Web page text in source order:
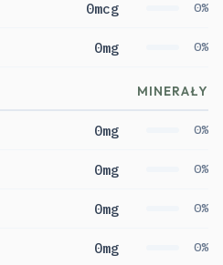
0mcg 0%
0mg 0%
MINERAŁY
0mg 0%
0mg 0%
0mg 0%
0mg 0%